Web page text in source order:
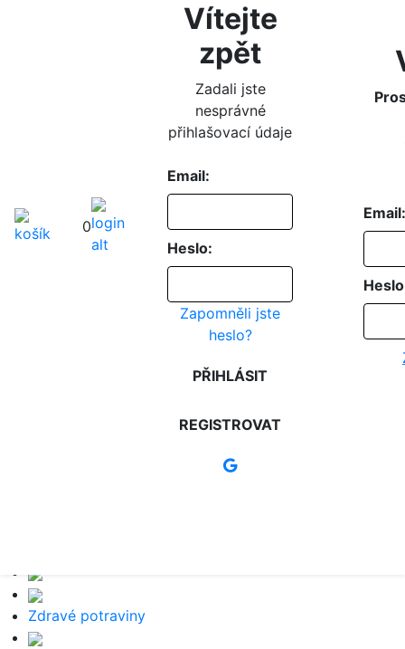
0
Vítejte
zpět
Zadali jste
nesprávné
přihlašovací údaje
Email:
Heslo:
Zapomněli jste
heslo?
PŘIHLÁSIT
REGISTROVAT
Email:
Zdravé potraviny